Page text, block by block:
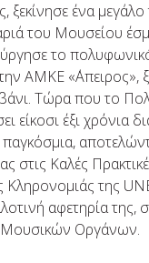
ξεκίνησε ένα
του Μουσείου
το
ΑΜΚΕ «΄Απειρος»,
Τώρα που το
είκοσι έξι χρόνια
παγκόσμια,
στις Καλές
Κληρονομιάς της
αφετηρία
Μουσικών Οργάνων.